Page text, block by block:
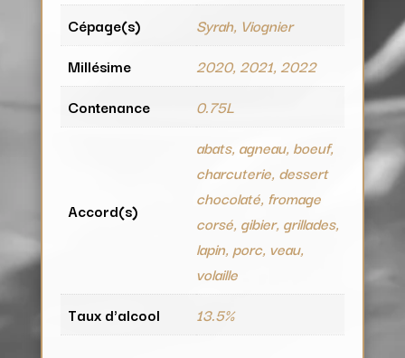
Cépage(s)
Syrah, Viognier
Millésime
2020, 2021, 2022
Contenance
0.75L
Accord(s)
abats, agneau, boeuf,
charcuterie, dessert
chocolaté, fromage
corsé, gibier, grillades,
lapin, porc, veau,
volaille
Taux d'alcool
13.5%